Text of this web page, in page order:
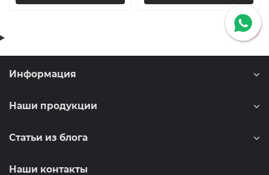
Информация
Наши продукции
Статьи из блога
Наши контакты